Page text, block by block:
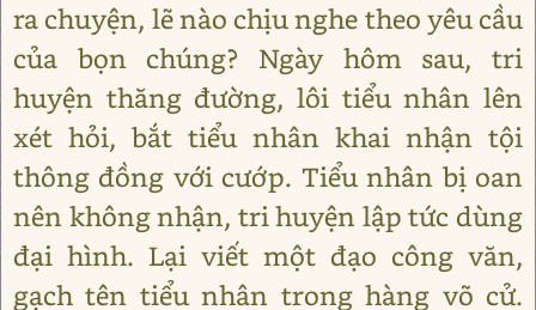
ra chuyện, lẽ nào chịu nghe theo yêu cầu
của bọn chúng? Ngày hôm sau, tri
huyện thăng đường, lôi tiểu nhân lên
xét hỏi, bắt tiểu nhân khai nhận tội
thông đồng với cướp. Tiểu nhân bị oan
nên không nhận, tri huyện lập tức dùng
đại hình. Lại viết một đạo công văn,
gạch tên tiểu nhân trong hàng võ cử.